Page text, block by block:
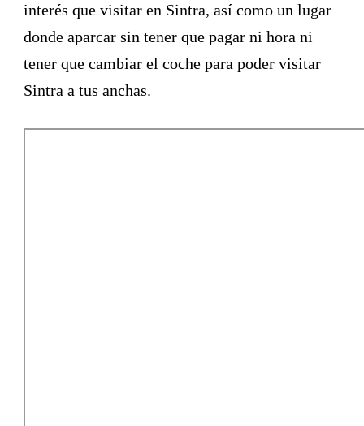
interés que visitar en Sintra, así como un lugar
donde aparcar sin tener que pagar ni hora ni
tener que cambiar el coche para poder visitar
Sintra a tus anchas.